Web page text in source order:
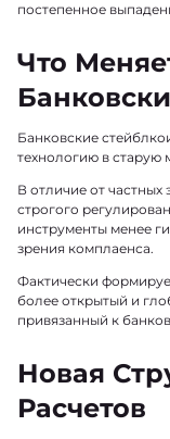
постепенное
Что
Банковские
технологию в старую
В отличие от частных
строгого
инструменты менее
зрения комплаенса.
Фактически
более открытый и
привязанный к
Новая
Расчетов